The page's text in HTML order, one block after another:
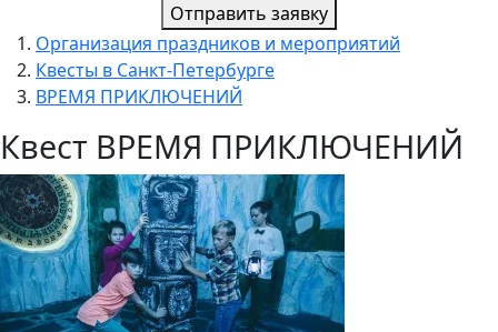
Отправить заявку
Организация праздников и мероприятий
Квесты в Санкт-Петербурге
ВРЕМЯ ПРИКЛЮЧЕНИЙ
Квест ВРЕМЯ ПРИКЛЮЧЕНИЙ